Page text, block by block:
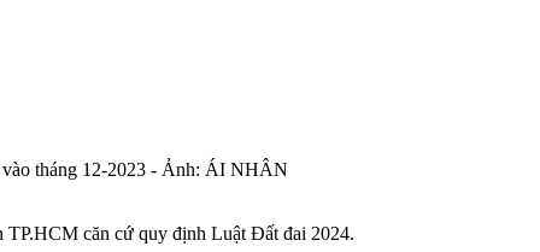
vào tháng 12-2023 - Ảnh: ÁI NHÂN
căn cứ quy định Luật Đất đai 2024.